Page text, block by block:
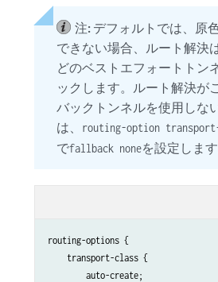
注: デフォルトでは、原
できない場合、ルート解決
どのベストエフォートトン
ックします。ルート解決が
バックトンネルを使用しな
は、 routing-option
でfallback noneを設定します
routing-options {
    transport-class {
        auto-create;